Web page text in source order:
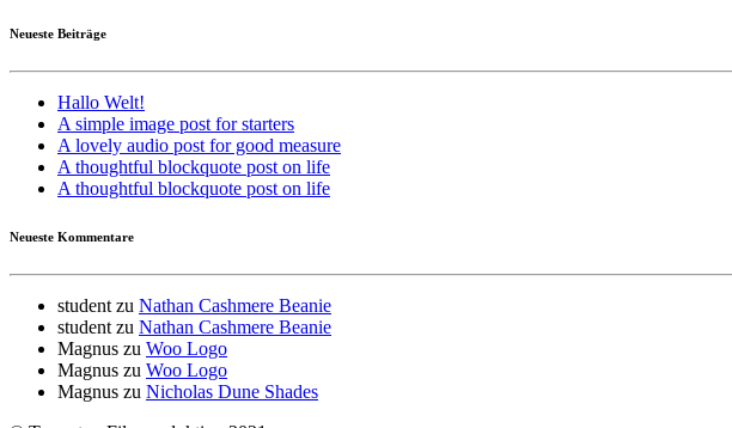
Neueste Beiträge
Hallo Welt!
A simple image post for starters
A lovely audio post for good measure
A thoughtful blockquote post on life
A thoughtful blockquote post on life
Neueste Kommentare
student zu Nathan Cashmere Beanie
student zu Nathan Cashmere Beanie
Magnus zu Woo Logo
Magnus zu Woo Logo
Magnus zu Nicholas Dune Shades